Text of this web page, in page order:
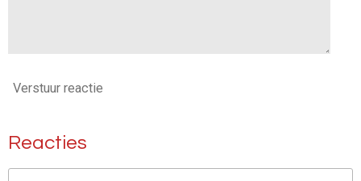
Verstuur reactie
Reacties